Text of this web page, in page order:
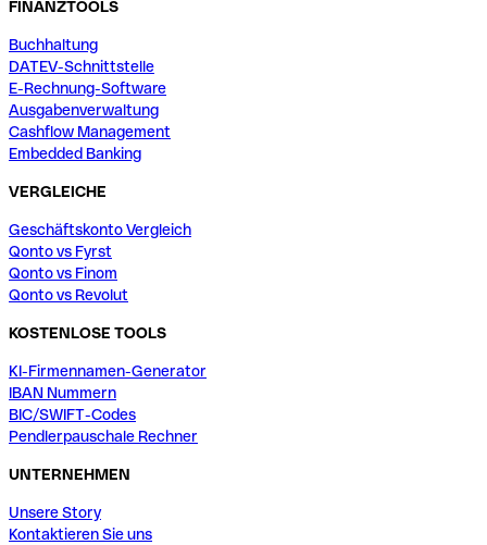
FINANZTOOLS
Buchhaltung
DATEV-Schnittstelle
E-Rechnung-Software
Ausgabenverwaltung
Cashflow Management
Embedded Banking
VERGLEICHE
Geschäftskonto Vergleich
Qonto vs Fyrst
Qonto vs Finom
Qonto vs Revolut
KOSTENLOSE TOOLS
KI-Firmennamen-Generator
IBAN Nummern
BIC/SWIFT-Codes
Pendlerpauschale Rechner
UNTERNEHMEN
Unsere Story
Kontaktieren Sie uns